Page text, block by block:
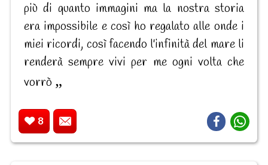
più di quanto immagini ma la nostra storia
era impossibile e così ho regalato alle onde i
miei ricordi, così facendo l'infinità del mare li
renderà sempre vivi per me ogni volta che
vorrò
8